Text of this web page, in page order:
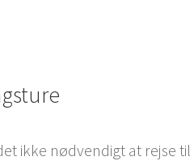
ikke nødvendigt at rejse